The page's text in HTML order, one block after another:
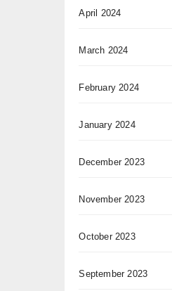
April 2024
March 2024
February 2024
January 2024
December 2023
November 2023
October 2023
September 2023